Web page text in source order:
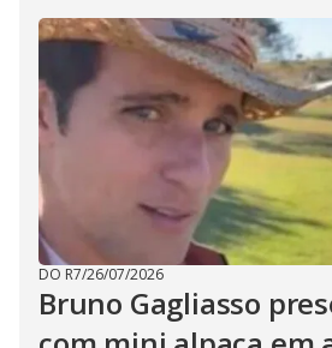
DO R7/26/07/2026
Bruno Gagliasso